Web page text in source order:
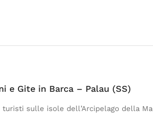
e Gite in Barca – Palau (SS)
turisti sulle isole dell’Arcipelago della